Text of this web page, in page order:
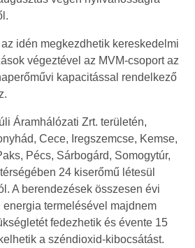
idén megkezdhetik kereskedelmi
végeztével az MVM-csoport az
kapacitással rendelkező
Áramhálózati Zrt. területén,
Cece, Iregszemcse, Kemse,
Pécs, Sárbogárd, Somogytúr,
24 kiserőmű létesül
A berendezések összesen évi
termelésével majdnem
fedezhetik és évente 15
a széndioxid-kibocsátást.